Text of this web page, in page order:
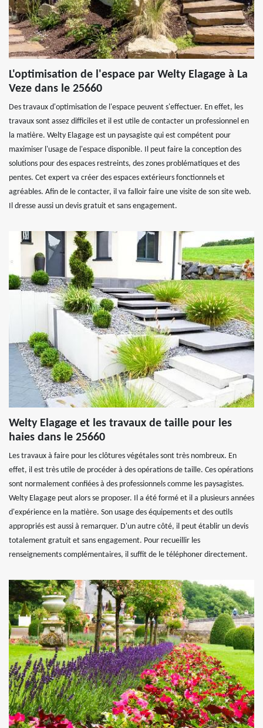
L'optimisation de l'espace par Welty Elagage à La
Veze dans le 25660
Des travaux d'optimisation de l'espace peuvent s'effectuer. En effet, les
travaux sont assez difficiles et il est utile de contacter un professionnel en
la matière. Welty Elagage est un paysagiste qui est compétent pour
maximiser l'usage de l'espace disponible. Il peut faire la conception des
solutions pour des espaces restreints, des zones problématiques et des
pentes. Cet expert va créer des espaces extérieurs fonctionnels et
agréables. Afin de le contacter, il va falloir faire une visite de son site web.
Il dresse aussi un devis gratuit et sans engagement.
Welty Elagage et les travaux de taille pour les
haies dans le 25660
Les travaux à faire pour les clôtures végétales sont très nombreux. En
effet, il est très utile de procéder à des opérations de taille. Ces opérations
sont normalement confiées à des professionnels comme les paysagistes.
Welty Elagage peut alors se proposer. Il a été formé et il a plusieurs années
d'expérience en la matière. Son usage des équipements et des outils
appropriés est aussi à remarquer. D'un autre côté, il peut établir un devis
totalement gratuit et sans engagement. Pour recueillir les
renseignements complémentaires, il suffit de le téléphoner directement.